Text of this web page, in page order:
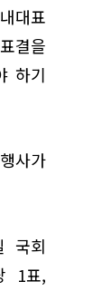
대표
결을
하기
사가
국회
1표,